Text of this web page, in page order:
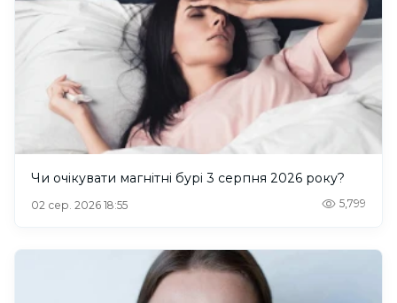
Чи очікувати магнітні бурі 3 серпня 2026 року?
02 сер. 2026 18:55 5,799